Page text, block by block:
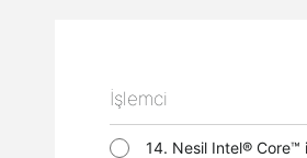
İşlemci
14. Nesil Intel®